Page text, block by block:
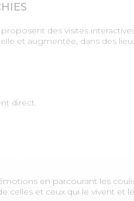
des visites
et augmentée, dans des
direct.
en parcourant les
celles et ceux qui le vivent et